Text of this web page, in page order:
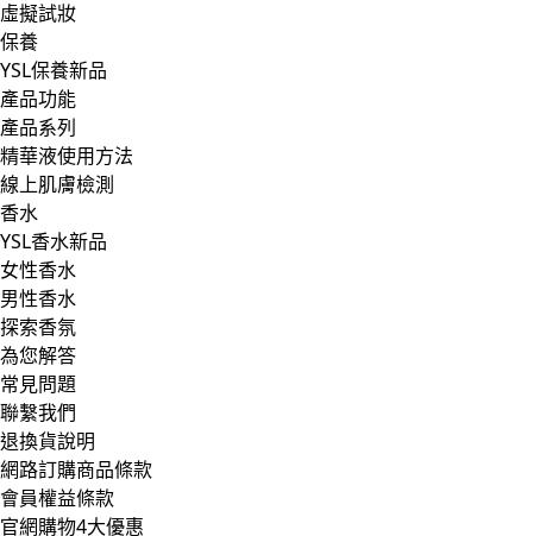
虛擬試妝
保養
YSL保養新品
產品功能
產品系列
精華液使用方法
線上肌膚檢測
香水
YSL香水新品
女性香水
男性香水
探索香氛
為您解答
常見問題
聯繫我們
退換貨說明
網路訂購商品條款
會員權益條款
官網購物4大優惠